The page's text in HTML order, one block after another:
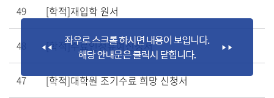
49 [학적]재입학 원서
48 [학적]수료인정유예신청서
47 [학적]대학원 조기수료 희망 신청서